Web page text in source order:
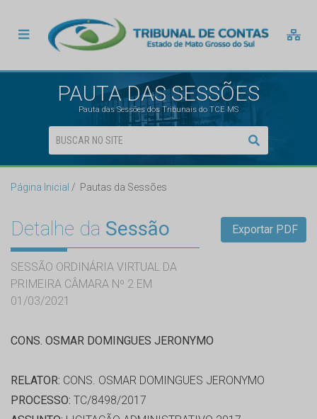
PAUTA DAS SESSÕES
Pauta das Sessões dos Tribunais do TCE MS
Página Inicial Pautas da Sessões
Detalhe da Sessão
SESSÃO ORDINÁRIA VIRTUAL DA
PRIMEIRA CÂMARA Nº 2 EM
01/03/2021
Exportar PDF
CONS. OSMAR DOMINGUES JERONYMO
RELATOR: CONS. OSMAR DOMINGUES JERONYMO
PROCESSO: TC/8498/2017